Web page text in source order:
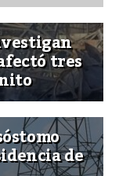
tres
de